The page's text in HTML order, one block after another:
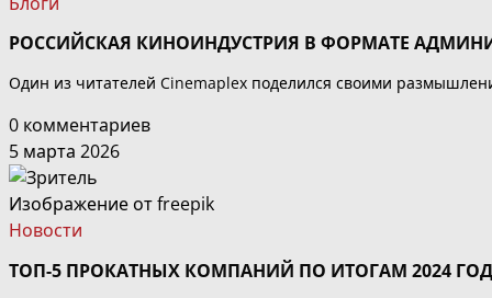
РОССИЙСКАЯ КИНОИНДУСТРИЯ В ФОРМАТЕ
Один из читателей Cinemaplex поделился своими
0 комментариев
5 марта 2026
Изображение от freepik
Новости
ТОП-5 ПРОКАТНЫХ КОМПАНИЙ ПО ИТОГАМ 2024